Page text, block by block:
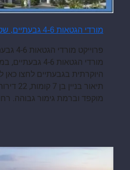
מורדי הגטאות 4-6 גבעתיים, שטבן
מורדי הגטאות 4-6
היוקרתית בגבעתיים לחצו כאן
תיאור
מוקפד וברמת גימור גבוהה.